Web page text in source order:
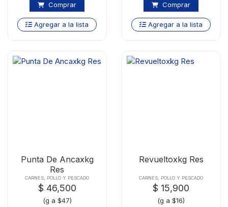
Comprar
Agregar a la lista
Comprar
Agregar a la lista
Punta De Ancaxkg
Res
CARNES, POLLO Y PESCADO
$ 46,500
(g a $47)
Revueltoxkg Res
CARNES, POLLO Y PESCADO
$ 15,900
(g a $16)